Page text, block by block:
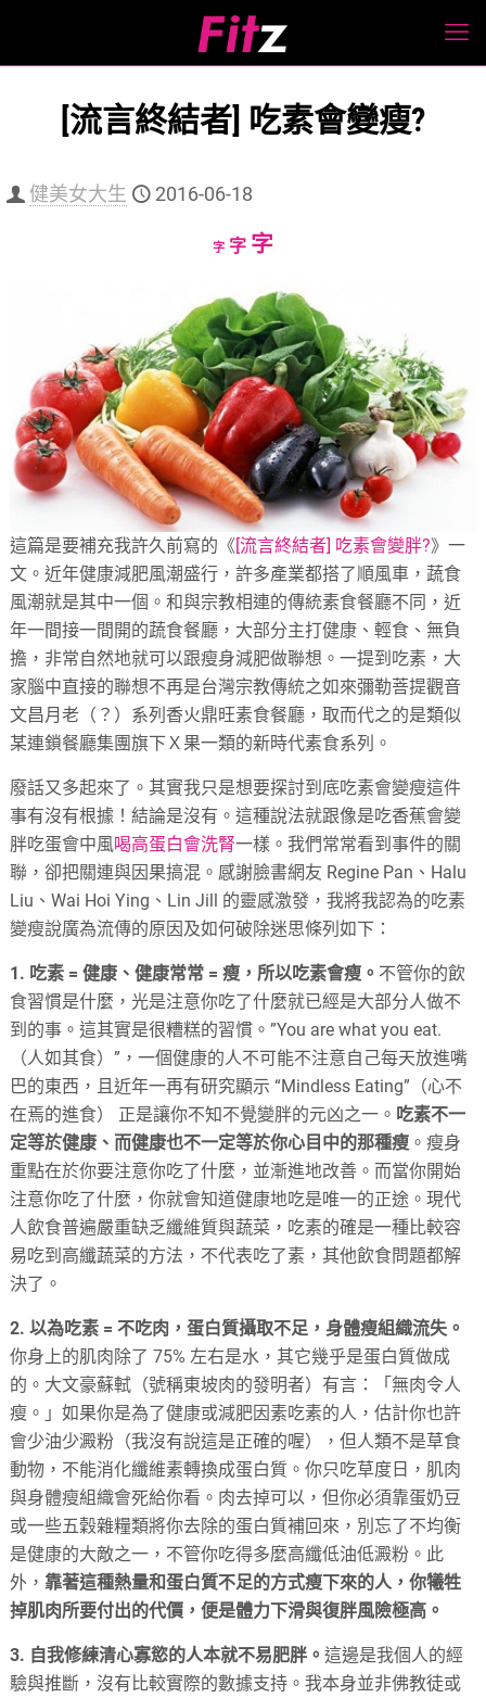
[流言終結者] 吃素會變瘦?
健美女大生 2016-06-18
字Decrease
size.
字Reset
size.
字Increase
size.
這篇是要補充我許久前寫的《[流言終結者] 吃素會變胖?》一
文。近年健康減肥風潮盛行，許多產業都搭了順風車，蔬食
風潮就是其中一個。和與宗教相連的傳統素食餐廳不同，近
年一間接一間開的蔬食餐廳，大部分主打健康、輕食、無負
擔，非常自然地就可以跟瘦身減肥做聯想。一提到吃素，大
家腦中直接的聯想不再是台灣宗教傳統之如來彌勒菩提觀音
文昌月老（？）系列香火鼎旺素食餐廳，取而代之的是類似
某連鎖餐廳集團旗下Ｘ果一類的新時代素食系列。
廢話又多起來了。其實我只是想要探討到底吃素會變瘦這件
事有沒有根據！結論是沒有。這種說法就跟像是吃香蕉會變
胖吃蛋會中風喝高蛋白會洗腎一樣。我們常常看到事件的關
聯，卻把關連與因果搞混。感謝臉書網友 Regine Pan、Halu
Liu、Wai Hoi Ying、Lin Jill 的靈感激發，我將我認為的吃素
變瘦說廣為流傳的原因及如何破除迷思條列如下：
1. 吃素 = 健康、健康常常 = 瘦，所以吃素會瘦。 不管你的飲
食習慣是什麼，光是注意你吃了什麼就已經是大部分人做不
到的事。這其實是很糟糕的習慣。”You are what you eat.
（人如其食）”，一個健康的人不可能不注意自己每天放進嘴
巴的東西，且近年一再有研究顯示 “Mindless Eating”（心不
在焉的進食） 正是讓你不知不覺變胖的元凶之一。 吃素不一
定等於健康、而健康也不一定等於你心目中的那種瘦 。瘦身
重點在於你要注意你吃了什麼，並漸進地改善。而當你開始
注意你吃了什麼，你就會知道健康地吃是唯一的正途。現代
人飲食普遍嚴重缺乏纖維質與蔬菜，吃素的確是一種比較容
易吃到高纖蔬菜的方法，不代表吃了素，其他飲食問題都解
決了。
2. 以為吃素 = 不吃肉，蛋白質攝取不足，身體瘦組織流失。
你身上的肌肉除了 75% 左右是水，其它幾乎是蛋白質做成
的。大文豪蘇軾（號稱東坡肉的發明者）有言：「無肉令人
瘦。」如果你是為了健康或減肥因素吃素的人，估計你也許
會少油少澱粉（我沒有說這是正確的喔），但人類不是草食
動物，不能消化纖維素轉換成蛋白質。你只吃草度日，肌肉
與身體瘦組織會死給你看。肉去掉可以，但你必須靠蛋奶豆
或一些五穀雜糧類將你去除的蛋白質補回來，別忘了不均衡
是健康的大敵之一，不管你吃得多麼高纖低油低澱粉。此
外，靠著這種熱量和蛋白質不足的方式瘦下來的人，你犧牲
掉肌肉所要付出的代價，便是體力下滑與復胖風險極高。
3. 自我修練清心寡慾的人本就不易肥胖。這邊是我個人的經
驗與推斷，沒有比較實際的數據支持。我本身並非佛教徒或